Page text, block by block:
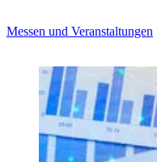
Messen und Veranstaltungen